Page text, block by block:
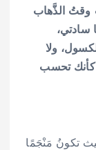
وقتُ الذَّهاب
سادتي،
ولا
كأنك تحسب
تكونُ مَنْجَمًا